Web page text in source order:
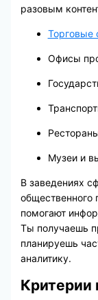
разовым
Торговые
Офисы
Музеи и
В заведениях
общественного
помогают
Ты получаешь
планируешь
аналитику.
Критерии